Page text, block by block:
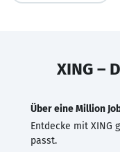
XING –
Über eine Million
Entdecke mit XING
passt.